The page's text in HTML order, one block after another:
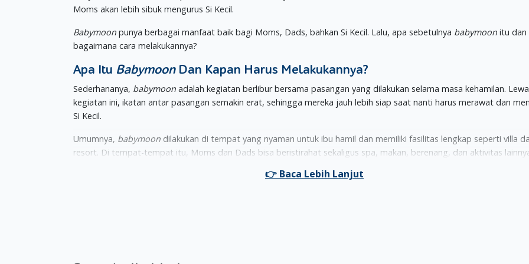
Moms akan lebih sibuk mengurus Si Kecil.
Babymoon punya berbagai manfaat baik bagi Moms, Dads, bahkan Si Kecil. Lalu, apa sebetulnya babymoon itu dan
bagaimana cara melakukannya?
Apa Itu BabymoonDan Kapan Harus Melakukannya?
Sederhananya, babymoon adalah kegiatan berlibur bersama pasangan yang dilakukan selama masa kehamilan.
kegiatan ini, ikatan antar pasangan semakin erat, sehingga mereka jauh lebih siap saat nanti harus merawat dan
Si Kecil.
Umumnya, babymoon dilakukan di tempat yang nyaman untuk ibu hamil dan memiliki fasilitas lengkap seperti villa
resort. Di tempat-tempat itu, Moms dan Dads bisa beristirahat sekaligus spa, makan, berenang, dan aktivitas